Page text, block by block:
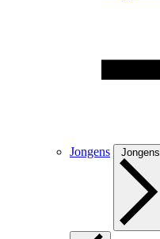
Jongens Jongens